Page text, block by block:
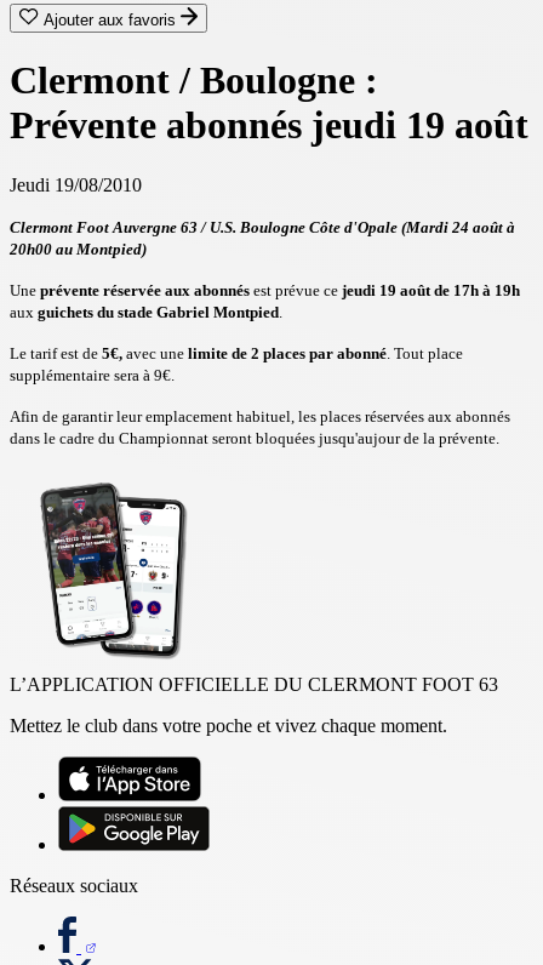
Ajouter aux favoris
Clermont / Boulogne :
Prévente abonnés jeudi 19 août
Jeudi 19/08/2010
Clermont Foot Auvergne 63 / U.S. Boulogne Côte d'Opale (Mardi 24 août à
20h00 au Montpied)
Une prévente réservée aux abonnés est prévue ce jeudi 19 août de 17h à 19h
aux guichets du stade Gabriel Montpied
Le tarif est de 5€, avec une limite de 2 places par abonné . Tout place
supplémentaire sera à 9€.
Afin de garantir leur emplacement habituel, les places réservées aux abonnés
dans le cadre du Championnat seront bloquées jusqu'aujour de la prévente.
L’APPLICATION OFFICIELLE DU CLERMONT FOOT 63
Mettez le club dans votre poche et vivez chaque moment.
Réseaux sociaux